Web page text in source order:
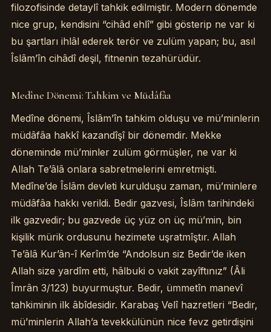
filozofisinde detaylî tahkik edilmiştir. Modern dönemde
nice grup, kendisini “cihâd ehlî” gibi gösterip ne var ki
bu şartları ihlâl ederek terör ve zulüm yapan; bu, asıl
Îslâm’în cihâdî deşil, fitnenin tezahürüdür.
Medîne Dönemi: Tahkim ve Müdâfâa
Medîne dönemi, Îslâm’în tahkim olduşu ve mü’minlerin
müdâfâa hakkî kazandîşî bir dönemdir. Mekke
döneminde mü’minler zulüm görmüşler, ne var ki
Allah Te’âlâ onlara sabretmelerini emretmişti.
Medîne’de Îslâm devleti kurulduşu zaman, mü’minlere
müdâfâa hakkı verildi. Bedir gazvesi, Îslâm tarihindeki
ilk gazvedir; bu gazvede üç yüz on üç mü’min, bin
kişilik mürik ordusunu hezimete uşratmîştır. Allah
Te’âlâ Kur’ân-î Kerîm’de “Andolsun siz Bedir’de iken
Allah size yardîm etti, hâlbuki o vakit zayîftınız” (Âli
Îmrân 3/123) buyurmuştur. Bedir, ümmetîn manevî
tahkiminin ilk âbîdesidir. Karabaş Velî hazretleri “Bedir,
mü’minlerin Allah’a tevekkülünün nice fevz getirdişini